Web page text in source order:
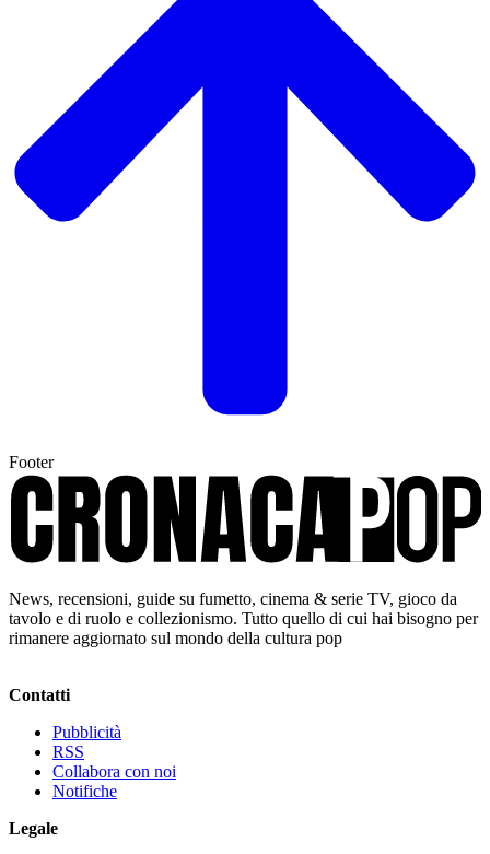
Footer
News, recensioni, guide su fumetto, cinema & serie TV, gioco da
tavolo e di ruolo e collezionismo. Tutto quello di cui hai bisogno per
rimanere aggiornato sul mondo della cultura pop
Contatti
Pubblicità
RSS
Collabora con noi
Notifiche
Legale